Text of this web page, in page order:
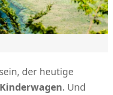
der heutige
Kinderwagen. Und